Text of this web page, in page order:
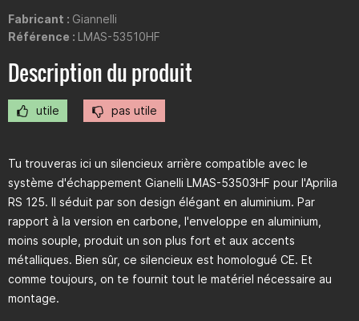
Fabricant : Giannelli
Référence : LMAS-53510HF
Description du produit
utile pas utile
Tu trouveras ici un silencieux arrière compatible avec le
système d'échappement Gianelli LMAS-53503HF pour l'Aprilia
RS 125. Il séduit par son design élégant en aluminium. Par
rapport à la version en carbone, l'enveloppe en aluminium,
moins souple, produit un son plus fort et aux accents
métalliques. Bien sûr, ce silencieux est homologué CE. Et
comme toujours, on te fournit tout le matériel nécessaire au
montage.